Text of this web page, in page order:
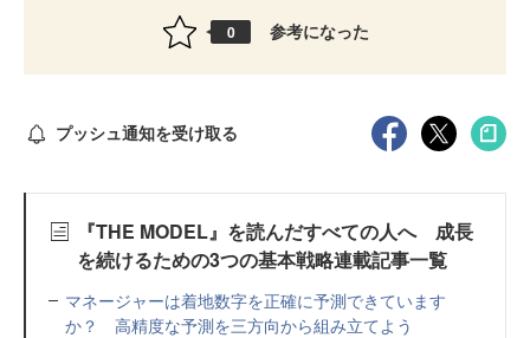
0 参考になった
プッシュ通知を受け取る
『THE MODEL』を読んだすべての人へ 成長
を続けるための3つの基本戦略連載記事一覧
マネージャーは着地数字を正確に予測できています
か？ 高精度な予測を三方向から組み立てよう